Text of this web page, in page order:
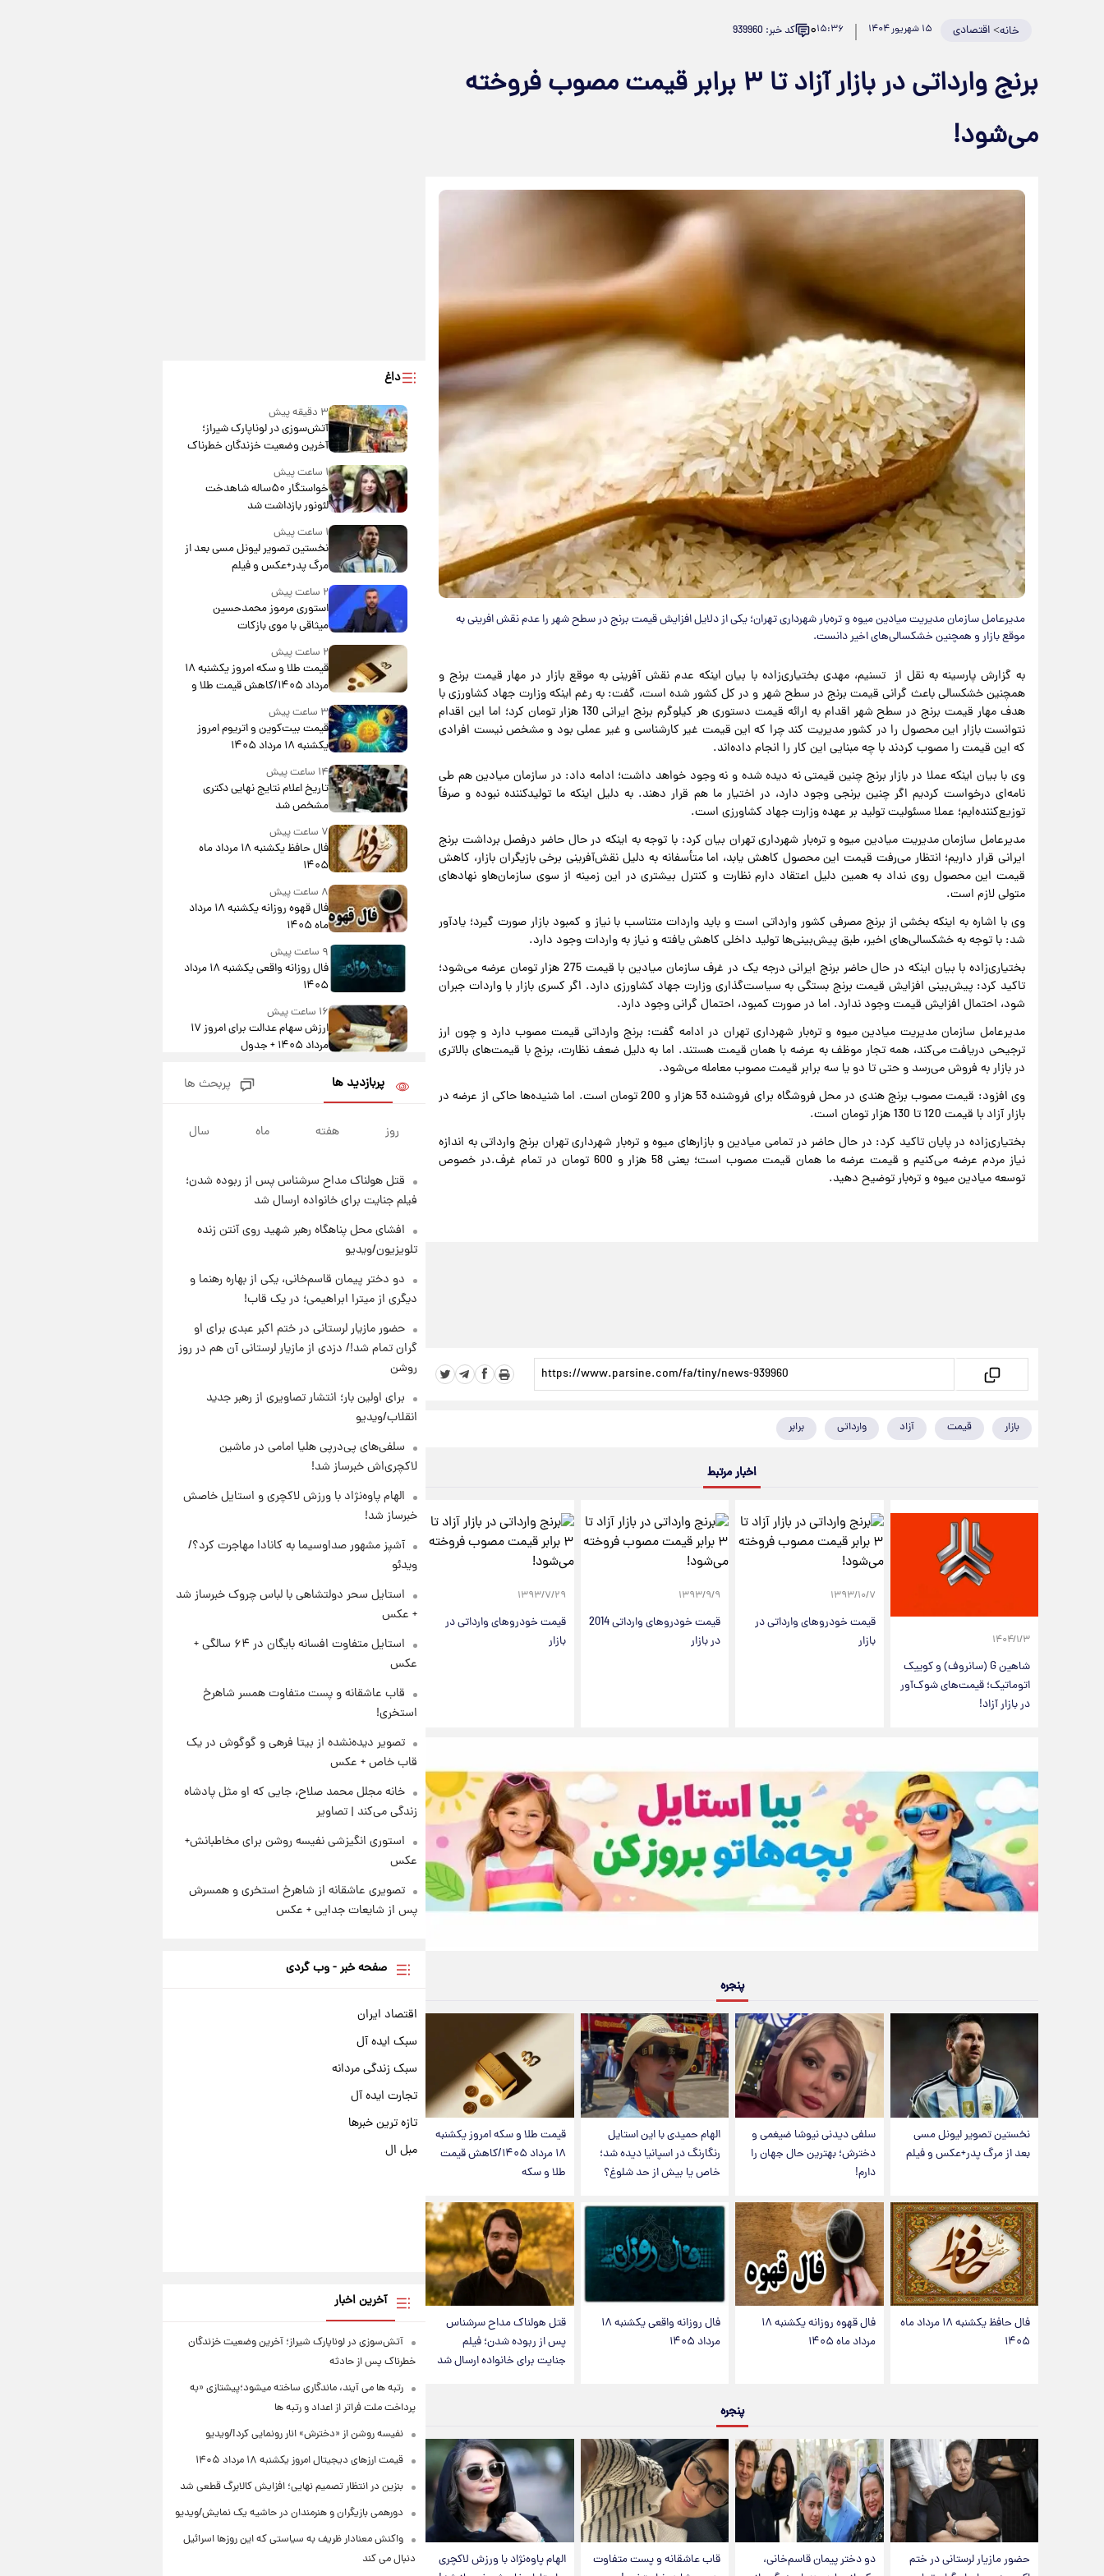
خانه>اقتصادی ۱۵ شهریور ۱۴۰۴ ۱۵:۳۶۰ کد خبر: 939960
برنج وارداتی در بازار آزاد تا ۳ برابر قیمت مصوب فروخته
می‌شود!
مدیرعامل سازمان مدیریت میادین میوه و تره‌بار شهرداری تهران؛ یکی از دلایل افزایش قیمت برنج در سطح شهر را عدم نقش افرینی به
موقع بازار و همچنین خشکسالی‌های اخیر دانست.
به گزارش پارسینه به نقل از تسنیم، مهدی بختیاری‌زاده با بیان اینکه عدم نقش آفرینی به موقع بازار در مهار قیمت برنج و
همچنین خشکسالی باعث گرانی قیمت برنج در سطح شهر و در کل کشور شده است، گفت: به رغم اینکه وزارت جهاد کشاورزی با
هدف مهار قیمت برنج در سطح شهر اقدام به ارائه قیمت دستوری هر کیلوگرم برنج ایرانی 130 هزار تومان کرد؛ اما این اقدام
نتوانست بازار این محصول را در کشور مدیریت کند چرا که این قیمت غیر کارشناسی و غیر عملی بود و مشخص نیست افرادی
که این قیمت را مصوب کردند با چه مبنایی این کار را انجام داده‌اند.
وی با بیان اینکه عملا در بازار برنج چنین قیمتی نه دیده شده و نه وجود خواهد داشت؛ ادامه داد: در سازمان میادین هم طی
نامه‌ای درخواست کردیم اگر چنین برنجی وجود دارد، در اختیار ما هم قرار دهند. به دلیل اینکه ما تولیدکننده نبوده و صرفاً
توزیع‌کننده‌ایم؛ عملا مسئولیت تولید بر عهده وزارت جهاد کشاورزی است.
مدیرعامل سازمان مدیریت میادین میوه و تره‌بار شهرداری تهران بیان کرد: با توجه به اینکه در حال حاضر درفصل برداشت برنج
ایرانی قرار داریم؛ انتظار می‌رفت قیمت این محصول کاهش یابد، اما متأسفانه به دلیل نقش‌آفرینی برخی بازیگران بازار، کاهش
قیمت این محصول روی نداد به همین دلیل اعتقاد دارم نظارت و کنترل بیشتری در این زمینه از سوی سازمان‌هاو نهادهای
متولی لازم است.
وی با اشاره به اینکه بخشی از برنج مصرفی کشور وارداتی است و باید واردات متناسب با نیاز و کمبود بازار صورت گیرد؛ یادآور
شد: با توجه به خشکسالی‌های اخیر، طبق پیش‌بینی‌ها تولید داخلی کاهش یافته و نیاز به واردات وجود دارد.
بختیاری‌زاده با بیان اینکه در حال حاضر برنج ایرانی درجه یک در غرف سازمان میادین با قیمت 275 هزار تومان عرضه می‌شود؛
تاکید کرد: پیش‌بینی افزایش قیمت برنج بستگی به سیاست‌گذاری وزارت جهاد کشاورزی دارد. اگر کسری بازار با واردات جبران
شود، احتمال افزایش قیمت وجود ندارد. اما در صورت کمبود، احتمال گرانی وجود دارد.
مدیرعامل سازمان مدیریت میادین میوه و تره‌بار شهرداری تهران در ادامه گفت: برنج وارداتی قیمت مصوب دارد و چون ارز
ترجیحی دریافت می‌کند، همه تجار موظف به عرضه با همان قیمت هستند. اما به دلیل ضعف نظارت، برنج با قیمت‌های بالاتری
در بازار به فروش می‌رسد و حتی تا دو یا سه برابر قیمت مصوب معامله می‌شود.
وی افزود: قیمت مصوب برنج هندی در محل فروشگاه برای فروشنده 53 هزار و 200 تومان است. اما شنیده‌ها حاکی از عرضه در
بازار آزاد با قیمت 120 تا 130 هزار تومان است.
بختیاری‌زاده در پایان تاکید کرد: در حال حاضر در تمامی میادین و بازارهای میوه و تره‌بار شهرداری تهران برنج وارداتی به اندازه
نیاز مردم عرضه می‌کنیم و قیمت عرضه ما همان قیمت مصوب است؛ یعنی 58 هزار و 600 تومان در تمام غرف.در خصوص
توسعه میادین میوه و تره‌بار توضیح دهید.
بازار قیمت آزاد وارداتی برابر
اخبار مرتبط
۱۴۰۴/۱/۳
شاهین G (سانروف) و کوییک
اتوماتیک؛ قیمت‌های شوک‌آور
در بازار آزاد!
۱۳۹۳/۱۰/۷
قیمت خودروهای وارداتی در
بازار
۱۳۹۳/۹/۹
قیمت خودروهای وارداتی 2014
در بازار
۱۳۹۳/۷/۲۹
قیمت خودروهای وارداتی در
بازار
پنجره
نخستین تصویر لیونل مسی
بعد از مرگ پدر+عکس و فیلم
سلفی دیدنی نیوشا ضیغمی و
دخترش؛ بهترین حال جهان را
دارم!
الهام حمیدی با این استایل
رنگارنگ در اسپانیا دیده شد؛
خاص یا بیش از حد شلوغ؟
قیمت طلا و سکه امروز یکشنبه
۱۸ مرداد ۱۴۰۵/کاهش قیمت
طلا و سکه
فال حافظ یکشنبه ۱۸ مرداد ماه
۱۴۰۵
فال قهوه روزانه یکشنبه ۱۸
مرداد ماه ۱۴۰۵
فال روزانه واقعی یکشنبه ۱۸
مرداد ۱۴۰۵
قتل هولناک مداح سرشناس
پس از ربوده شدن؛ فیلم
جنایت برای خانواده ارسال شد
پنجره
حضور مازیار لرستانی در ختم
دو دختر پیمان قاسم‌خانی،
قاب عاشقانه و پست متفاوت
الهام پاوه‌نژاد با ورزش لاکچری
داغ
۳ دقیقه پیش
آتش‌سوزی در لوناپارک شیراز؛
آخرین وضعیت خزندگان خطرناک
پس از حادثه
۱ ساعت پیش
خواستگار ۵۰ساله شاهدخت
لئونور بازداشت شد
۱ ساعت پیش
نخستین تصویر لیونل مسی بعد از
مرگ پدر+عکس و فیلم
۲ ساعت پیش
استوری مرموز محمدحسین
میثاقی با موی بازکات
۲ ساعت پیش
قیمت طلا و سکه امروز یکشنبه ۱۸
مرداد ۱۴۰۵/کاهش قیمت طلا و
۳ ساعت پیش
قیمت بیت‌کوین و اتریوم امروز
یکشنبه ۱۸ مرداد ۱۴۰۵
۱۴ ساعت پیش
تاریخ اعلام نتایج نهایی دکتری
مشخص شد
۷ ساعت پیش
فال حافظ یکشنبه ۱۸ مرداد ماه
۱۴۰۵
۸ ساعت پیش
فال قهوه روزانه یکشنبه ۱۸ مرداد
ماه ۱۴۰۵
۹ ساعت پیش
فال روزانه واقعی یکشنبه ۱۸ مرداد
۱۴۰۵
۱۶ ساعت پیش
ارزش سهام عدالت برای امروز ۱۷
مرداد ۱۴۰۵ + جدول
لیونل مسی عزادار شد! + جزئیات
۲۰ ساعت پیش
آمریکا + فیلم
۲۰ ساعت پیش
برای اولین بار؛ انتشار تصاویری از
رهبر جدید انقلاب/ویدیو
خاتمی/ویدیو
پربازدید ها پربحث ها
روز هفته ماه سال
قتل هولناک مداح سرشناس پس از ربوده شدن؛
فیلم جنایت برای خانواده ارسال شد
افشای محل پناهگاه‌ رهبر شهید روی آنتن زنده
تلویزیون/ویدیو
دو دختر پیمان قاسم‌خانی، یکی از بهاره رهنما و
دیگری از میترا ابراهیمی؛ در یک قاب!
حضور مازیار لرستانی در ختم اکبر عبدی برای او
گران تمام شد!/ دزدی از مازیار لرستانی آن هم در روز
روشن
برای اولین بار؛ انتشار تصاویری از رهبر جدید
انقلاب/ویدیو
سلفی‌های پی‌درپی هلیا امامی در ماشین
لاکچری‌اش خبرساز شد!
الهام پاوه‌نژاد با ورزش لاکچری و استایل خاصش
خبرساز شد!
آشپز مشهور صداوسیما به کانادا مهاجرت کرد؟/
ویدئو
استایل سحر دولتشاهی با لباس چروک خبرساز شد
+ عکس
استایل متفاوت افسانه بایگان در ۶۴ سالگی +
عکس
قاب عاشقانه و پست متفاوت همسر شاهرخ
استخری!
تصویر دیده‌نشده از بیتا فرهی و گوگوش در یک
قاب خاص + عکس
خانه مجلل محمد صلاح، جایی که او مثل پادشاه
زندگی می‌کند | تصاویر
استوری انگیزشی نفیسه روشن برای مخاطبانش+
عکس
تصویری عاشقانه از شاهرخ استخری و همسرش
پس از شایعات جدایی + عکس
صفحه خبر - وب گردی
اقتصاد ایران
سبک ایده آل
سبک زندگی مردانه
تجارت ایده آل
تازه ترین خبرها
مبل ال
آخرین اخبار
آتش‌سوزی در لوناپارک شیراز؛ آخرین وضعیت خزندگان
خطرناک پس از حادثه
رتبه ها می آیند، ماندگاری ساخته میشود؛پیشتازی «به
پرداخت ملت فراتر از اعداد و رتبه ها
نفیسه روشن از «دخترش» انار رونمایی کرد!/ویدیو
قیمت ارزهای دیجیتال امروز یکشنبه ۱۸ مرداد ۱۴۰۵
بنزین در انتظار تصمیم نهایی؛ افزایش کالابرگ قطعی شد
دورهمی بازیگران و هنرمندان در حاشیه یک نمایش/ویدیو
واکنش معنادار ظریف به سیاستی که این روزها اسرائیل
دنبال می کند